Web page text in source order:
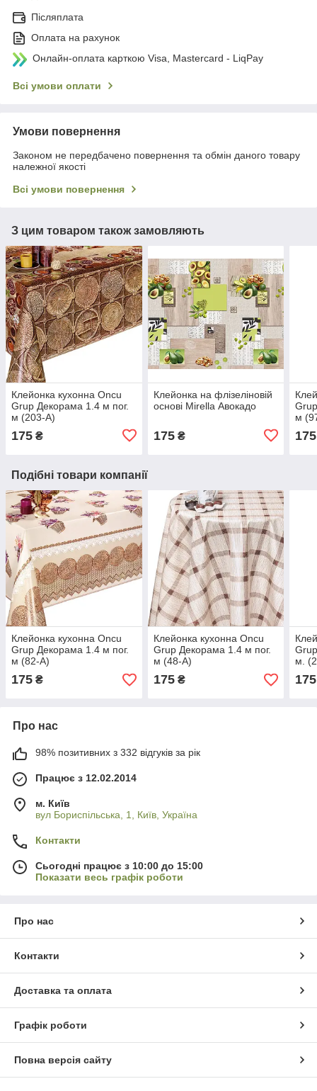
Післяплата
Оплата на рахунок
Онлайн-оплата карткою Visa, Mastercard - LiqPay
Всі умови оплати
Умови повернення
Законом не передбачено повернення та обмін даного товару
належної якості
Всі умови повернення
З цим товаром також замовляють
Клейонка кухонна Oncu
Grup Декорама 1.4 м пог.
м (203-А)
175 ₴
Клейонка на флізеліновій
основі Mirella Авокадо
175₴
м
175
Подібні товари компанії
Клейонка кухонна Oncu
Grup Декорама 1.4 м пог.
м (82-А)
175 ₴
Клейонка кухонна Oncu
Grup Декорама 1.4 м пог.
м (48-А)
175₴
м.
175
Про нас
98% позитивних з 332 відгуків за рік
Працює з 12.02.2014
м. Київ
вул Бориспільська, 1, Київ, Україна
Контакти
Сьогодні працює з 10:00 до 15:00
Показати весь графік роботи
Про нас
Контакти
Доставка та оплата
Графік роботи
Повна версія сайту